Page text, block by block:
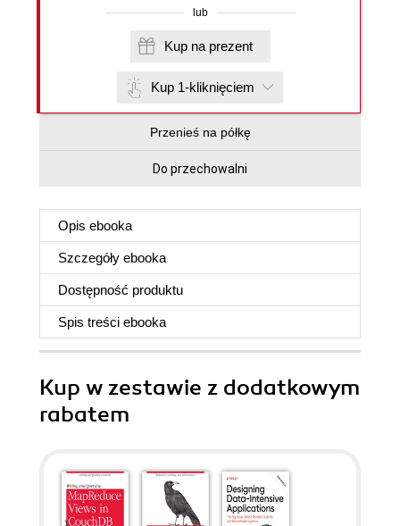
lub
Kup na prezent
Kup 1-kliknięciem
Przenieś na półkę
Do przechowalni
Opis ebooka
Szczegóły ebooka
Dostępność produktu
Spis treści ebooka
Kup w zestawie z dodatkowym
rabatem